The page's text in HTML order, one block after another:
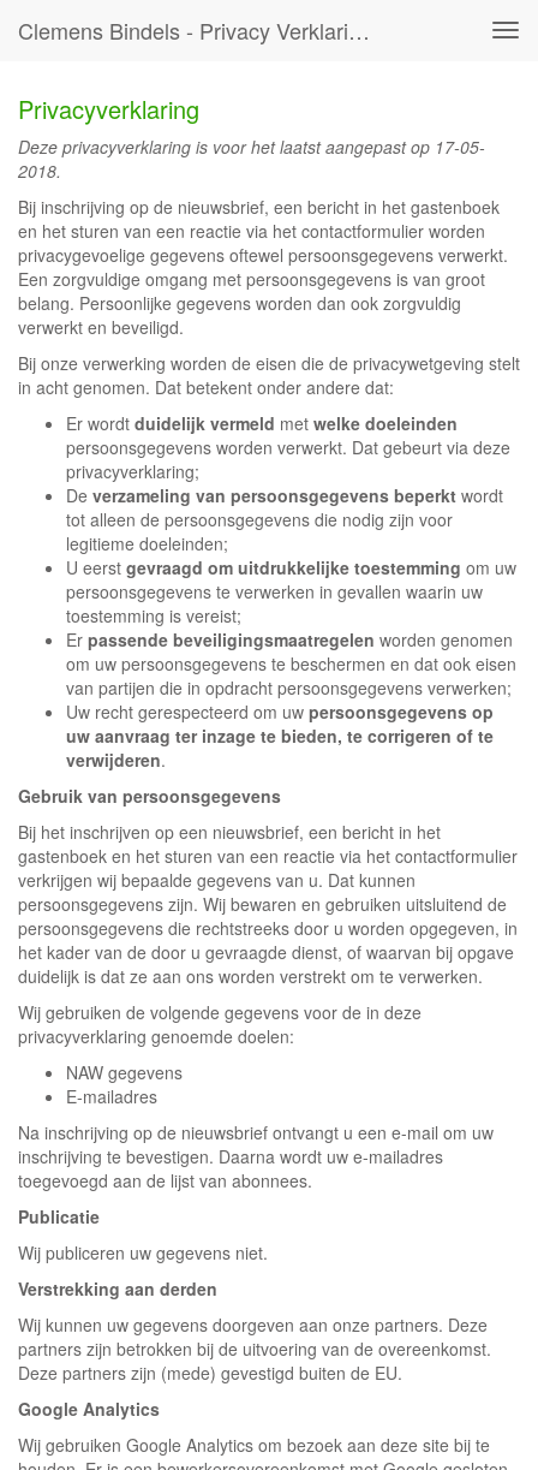
Clemens Bindels - Privacy Verklaring
Privacyverklaring
Deze privacyverklaring is voor het laatst aangepast op 17-05-
2018.
Bij inschrijving op de nieuwsbrief, een bericht in het gastenboek
en het sturen van een reactie via het contactformulier worden
privacygevoelige gegevens oftewel persoonsgegevens verwerkt.
Een zorgvuldige omgang met persoonsgegevens is van groot
belang. Persoonlijke gegevens worden dan ook zorgvuldig
verwerkt en beveiligd.
Bij onze verwerking worden de eisen die de privacywetgeving stelt
in acht genomen. Dat betekent onder andere dat:
Er wordt duidelijk vermeld met welke doeleinden
persoonsgegevens worden verwerkt. Dat gebeurt via deze
privacyverklaring;
De verzameling van persoonsgegevens beperkt wordt
tot alleen de persoonsgegevens die nodig zijn voor
legitieme doeleinden;
U eerst gevraagd om uitdrukkelijke toestemming om uw
persoonsgegevens te verwerken in gevallen waarin uw
toestemming is vereist;
Er passende beveiligingsmaatregelen worden genomen
om uw persoonsgegevens te beschermen en dat ook eisen
van partijen die in opdracht persoonsgegevens verwerken;
Uw recht gerespecteerd om uw persoonsgegevens op
uw aanvraag ter inzage te bieden, te corrigeren of te
verwijderen.
Gebruik van persoonsgegevens
Bij het inschrijven op een nieuwsbrief, een bericht in het
gastenboek en het sturen van een reactie via het contactformulier
verkrijgen wij bepaalde gegevens van u. Dat kunnen
persoonsgegevens zijn. Wij bewaren en gebruiken uitsluitend de
persoonsgegevens die rechtstreeks door u worden opgegeven, in
het kader van de door u gevraagde dienst, of waarvan bij opgave
duidelijk is dat ze aan ons worden verstrekt om te verwerken.
Wij gebruiken de volgende gegevens voor de in deze
privacyverklaring genoemde doelen:
NAW gegevens
E-mailadres
Na inschrijving op de nieuwsbrief ontvangt u een e-mail om uw
inschrijving te bevestigen. Daarna wordt uw e-mailadres
toegevoegd aan de lijst van abonnees.
Publicatie
Wij publiceren uw gegevens niet.
Verstrekking aan derden
Wij kunnen uw gegevens doorgeven aan onze partners. Deze
partners zijn betrokken bij de uitvoering van de overeenkomst.
Deze partners zijn (mede) gevestigd buiten de EU.
Google Analytics
Wij gebruiken Google Analytics om bezoek aan deze site bij te